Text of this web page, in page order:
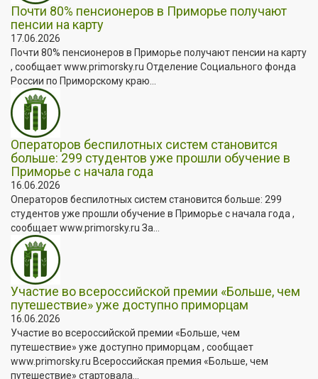
Почти 80% пенсионеров в Приморье получают
пенсии на карту
17.06.2026
Почти 80% пенсионеров в Приморье получают пенсии на карту
, сообщает www.primorsky.ru Отделение Социального фонда
России по Приморскому краю...
Операторов беспилотных систем становится
больше: 299 студентов уже прошли обучение в
Приморье с начала года
16.06.2026
Операторов беспилотных систем становится больше: 299
студентов уже прошли обучение в Приморье с начала года ,
сообщает www.primorsky.ru За...
Участие во всероссийской премии «Больше, чем
путешествие» уже доступно приморцам
16.06.2026
Участие во всероссийской премии «Больше, чем
путешествие» уже доступно приморцам , сообщает
www.primorsky.ru Всероссийская премия «Больше, чем
путешествие» стартовала...